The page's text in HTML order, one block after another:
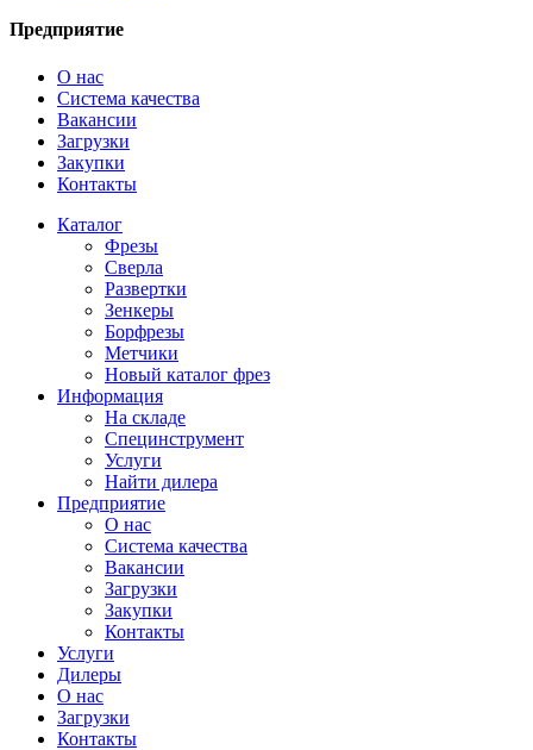
Предприятие
О нас
Система качества
Вакансии
Загрузки
Закупки
Контакты
Каталог
Фрезы
Сверла
Развертки
Зенкеры
Борфрезы
Метчики
Новый каталог фрез
Информация
На складе
Специнструмент
Услуги
Найти дилера
Предприятие
О нас
Система качества
Вакансии
Загрузки
Закупки
Контакты
Услуги
Дилеры
О нас
Загрузки
Контакты